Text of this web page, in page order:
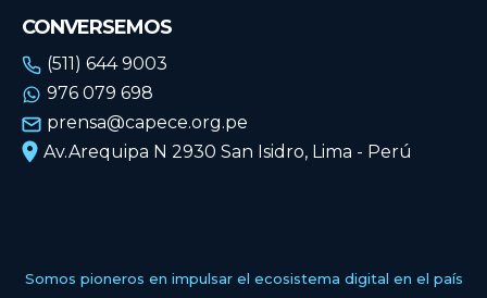
CONVERSEMOS
(511) 644 9003
976 079 698
prensa@capece.org.pe
Av.Arequipa N 2930 San Isidro, Lima - Perú
Somos pioneros en impulsar el ecosistema digital en el país